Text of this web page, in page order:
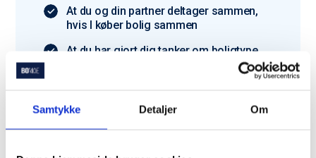
Samtykke Detaljer Om
At du og din partner deltager sammen,
hvis I køber bolig sammen
At du har gjort dig tanker om boligtype
godt i gang.